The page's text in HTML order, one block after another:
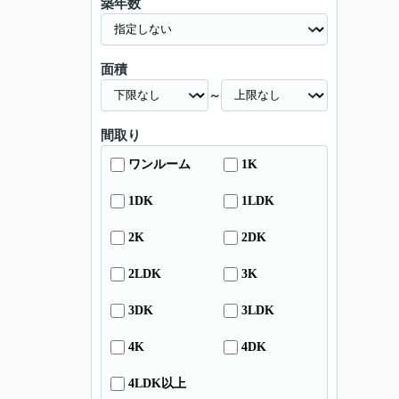
築年数
面積
～
間取り
ワンルーム 1K
1DK 1LDK
2K 2DK
2LDK 3K
3DK 3LDK
4K 4DK
4LDK以上